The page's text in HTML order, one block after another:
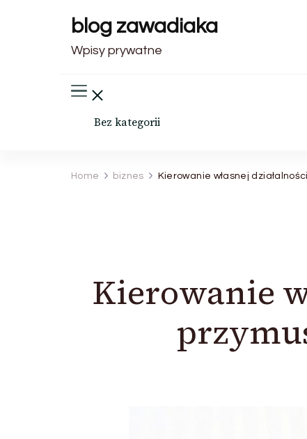
blog zawadiaka
Wpisy prywatne
Bez kategorii
Home biznes Kierowanie własnej
Kierowanie